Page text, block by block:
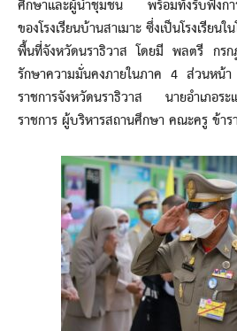
ศึกษาและผู้นำชุมชน พร้อมทั้งรับฟังการ
ของโรงเรียนบ้านสาเมาะ ซึ่งเป็นโรงเรียน
พื้นที่จังหวัดนราธิวาส โดยมี พลตรี กร
รักษาความมั่นคงภายในภาค 4 ส่วนห
ราชการจังหวัดนราธิวาส นายอำเภอ
ราชการ ผู้บริหารสถานศึกษา คณะครู ข้าร